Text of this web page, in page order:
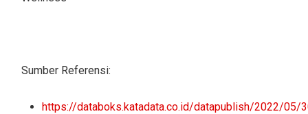
Sumber Referensi:
https://databoks.katadata.co.id/datapublish/2022/05/